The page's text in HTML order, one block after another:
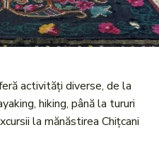
activități diverse, de la
hiking, până la tururi
la mănăstirea Chițcani